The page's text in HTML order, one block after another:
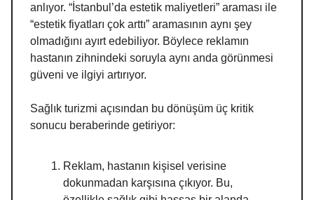
anlıyor. “İstanbul’da estetik maliyetleri” araması ile
“estetik fiyatları çok arttı” aramasının aynı şey
olmadığını ayırt edebiliyor. Böylece reklamın
hastanın zihnindeki soruyla aynı anda görünmesi
güveni ve ilgiyi artırıyor.
Sağlık turizmi açısından bu dönüşüm üç kritik
sonucu beraberinde getiriyor:
Reklam, hastanın kişisel verisine
dokunmadan karşısına çıkıyor. Bu,